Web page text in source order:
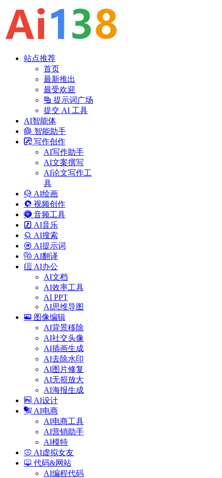
站点推荐
首页
最新推出
最受欢迎
提示词广场
提交 AI 工具
AI智能体
智能助手
写作创作
AI写作助手
AI文案撰写
AI论文写作工
具
AI绘画
视频创作
音频工具
AI音乐
AI搜索
AI提示词
AI翻译
AI办公
AI文档
AI效率工具
AI PPT
AI思维导图
图像编辑
AI背景移除
AI社交头像
AI插画生成
AI去除水印
AI图片修复
AI无损放大
AI海报生成
AI设计
AI电商
AI电商工具
AI营销助手
AI模特
AI虚拟女友
代码&网站
AI编程代码